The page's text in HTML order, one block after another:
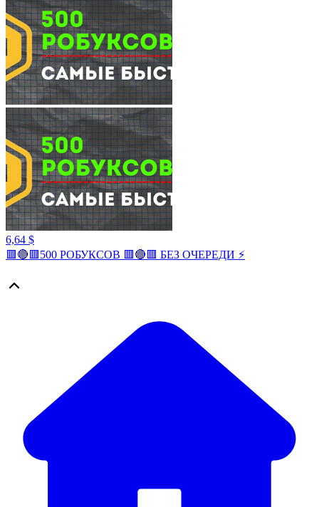
6,64 $
🟥🔴🟥500 РОБУКСОВ 🟥🔴🟥 БЕЗ ОЧЕРЕДИ ⚡